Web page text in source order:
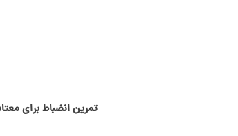
تمرين انضباط برای